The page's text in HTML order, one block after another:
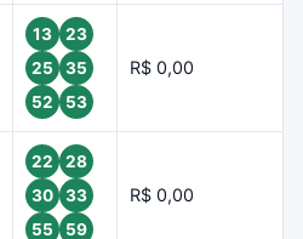
13
23
25
35
52
53
R$ 0,00
22
28
30
33
55
59
R$ 0,00